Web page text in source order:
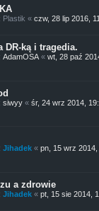
Plastik « czw, 28 lip 2016,
DR-ką i tragedia.
AdamOSA « wt, 28 paź
siwyy « śr, 24 wrz 2014,
Jihadek « pn, 15 wrz 2014,
a zdrowie
Jihadek « pt, 15 sie 2014,